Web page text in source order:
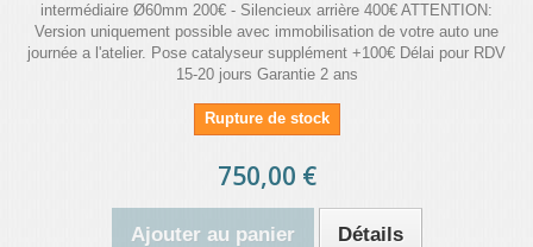
intermédiaire Ø60mm 200€ - Silencieux arrière 400€ ATTENTION:
Version uniquement possible avec immobilisation de votre auto une
journée a l'atelier. Pose catalyseur supplément +100€ Délai pour RDV
15-20 jours Garantie 2 ans
Rupture de stock
750,00 €
Ajouter au panier Détails